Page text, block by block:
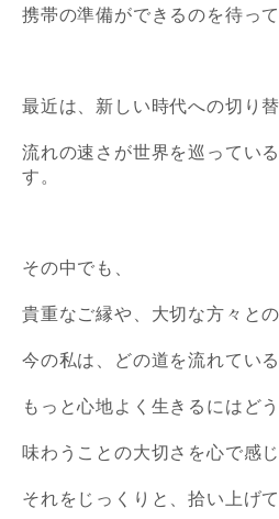
携帯の準備ができるのを待っ
最近は、新しい時代への切り
流れの速さが世界を巡ってい
す。
その中でも、
貴重なご縁や、大切な方々と
今の私は、どの道を流れてい
もっと心地よく生きるにはど
味わうことの大切さを心で感
それをじっくりと、拾い上げ